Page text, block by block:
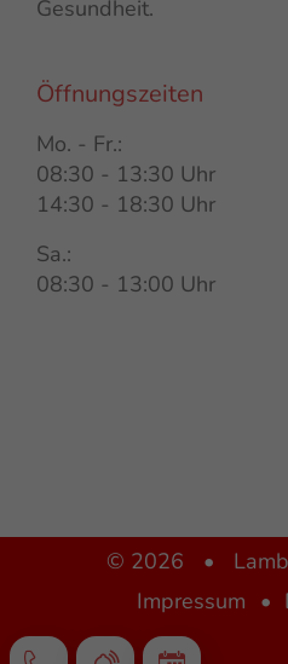
Gesundheit.
Öffnungszeiten
Mo. - Fr.:
08:30 - 13:30 Uhr
14:30 - 18:30 Uhr
Sa.:
08:30 - 13:00 Uhr
© 2026 •
Impressum